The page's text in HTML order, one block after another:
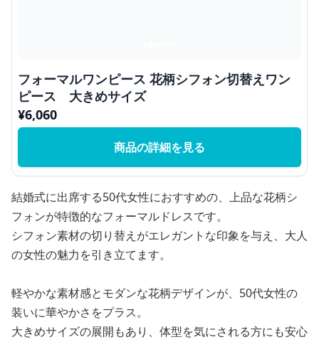
フォーマルワンピース 花柄シフォン切替えワン
ピース 大きめサイズ
¥6,060
商品の詳細を見る
結婚式に出席する50代女性におすすめの、上品な花柄シ
フォンが特徴的なフォーマルドレスです。
シフォン素材の切り替えがエレガントな印象を与え、大人
の女性の魅力を引き立てます。
軽やかな素材感とモダンな花柄デザインが、50代女性の
装いに華やかさをプラス。
大きめサイズの展開もあり、体型を気にされる方にも安心